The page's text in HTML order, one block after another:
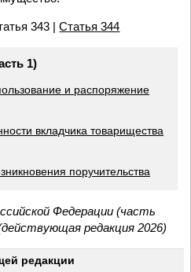
343 |Статья 344
1)
и распоряжение
вкладчика товарищества
поручительства
Федерации (часть
редакция 2026)
редакции